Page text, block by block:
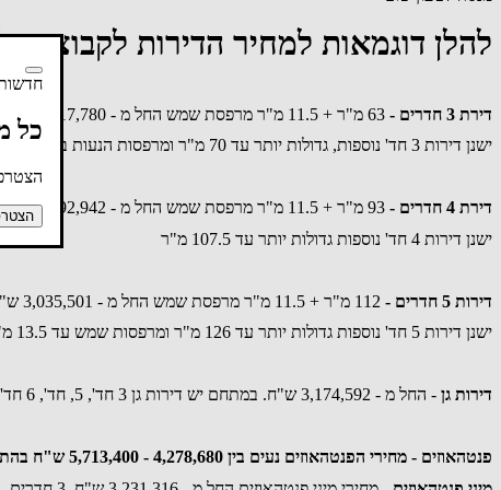
להלן דוגמאות למחיר הדירות לקבוצה
דירת 3 חדרים -
63 מ"ר + 11.5 מ"ר מרפסת שמש החל מ - 2,117,780 ש"ח
ישנן דירות 3 חד' נוספות, גדולות יותר עד 70 מ"ר ומרפסות הנעות בין 11.5 מ"ר -46.5 מ"ר.
דירת 4 חדרים -
ישנן דירות 4 חד' נוספות גדולות יותר עד 107.5 מ"ר
דירות 5 חדרים -
ישנן דירות 5 חד' נוספות גדולות יותר עד 126 מ"ר ומרפסות שמש עד 13.5 מ"ר
דירות גן - החל מ - 3,174,592 ש"ח. במתחם יש דירות גן 3 חד', 5, חד', 6 חד' עם גינות עד 90 מ"ר
פנטהאוזים - מחירי הפנטהאוזים נעים בין 4,278,680 - 5,713,400 ש"ח בהתאם לספר החדרים וגודל המרפסות.
כל